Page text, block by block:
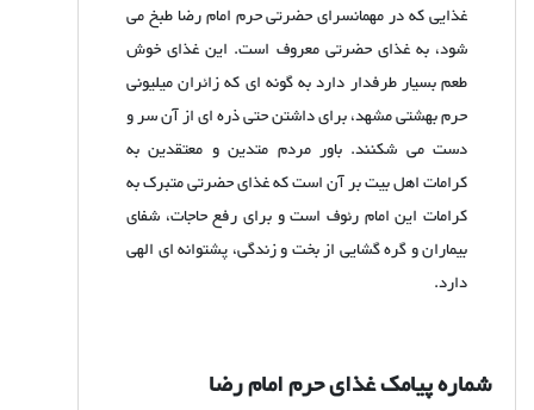
غذایی که در مهمانسرای حضرتی حرم امام رضا طبخ می
شود، به غذای حضرتی معروف است. این غذای خوش
طعم بسیار طرفدار دارد به گونه ای که زائران میلیونی
حرم بهشتی مشهد، برای داشتن حتی ذره ای از آن سر و
دست می شکنند. باور مردم متدین و معتقدین به
کرامات اهل بیت بر آن است که غذای حضرتی متبرک به
کرامات این امام رئوف است و برای رفع حاجات، شفای
بیماران و گره گشایی از بخت و زندگی، پشتوانه ای الهی
دارد.
شماره پیامک غذای حرم امام رضا